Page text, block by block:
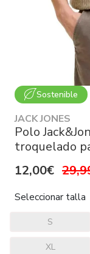
Sostenible
JACK JONES
Polo
troquelado
12,00€
Seleccionar talla
S
XL